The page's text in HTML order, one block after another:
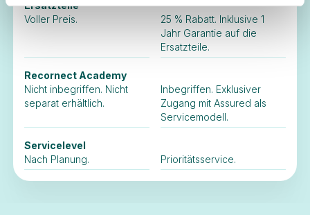
Ersatzteile
Voller Preis.
25 % Rabatt. Inklusive 1
Jahr Garantie auf die
Ersatzteile.
Recornect Academy
Nicht inbegriffen. Nicht
separat erhältlich.
Inbegriffen. Exklusiver
Zugang mit Assured als
Servicemodell.
Servicelevel
Nach Planung.
Prioritätsservice.